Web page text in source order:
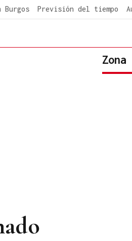
Burgos Previsión del tiempo
Zona